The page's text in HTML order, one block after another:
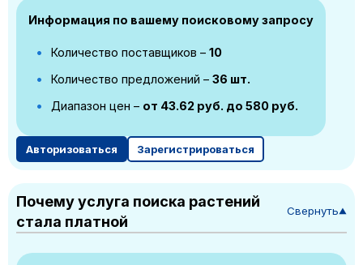
Информация по вашему поисковому запросу
Количество поставщиков – 10
Количество предложений – 36 шт.
Диапазон цен – от 43.62 руб. до 580 руб.
Авторизоваться Зарегистрироваться
Почему услуга поиска растений
стала платной
Свернуть▼